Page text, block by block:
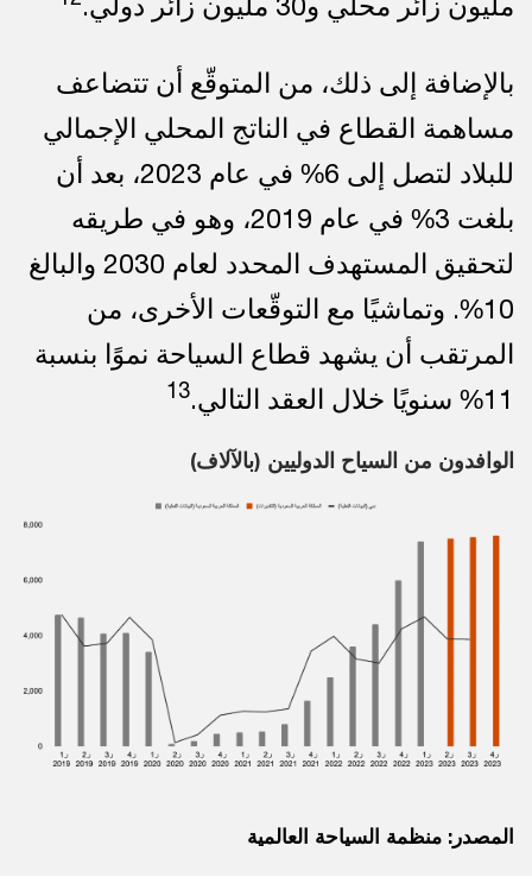
بالإضافة إلى ذلك، من المتوقّع أن تتضاعف
مساهمة القطاع في الناتج المحلي الإجمالي
للبلاد لتصل إلى 6% في عام 2023، بعد أن
بلغت 3% في عام 2019، وهو في طريقه
لتحقيق المستهدف المحدد لعام 2030 والبالغ
10%. وتماشيًا مع التوقّعات الأخرى، من
المرتقب أن يشهد قطاع السياحة نموًا بنسبة
11% سنويًا خلال العقد التالي.
13
الوافدون من السياح الدوليين (بالآلاف)
المصدر: منظمة السياحة العالمية